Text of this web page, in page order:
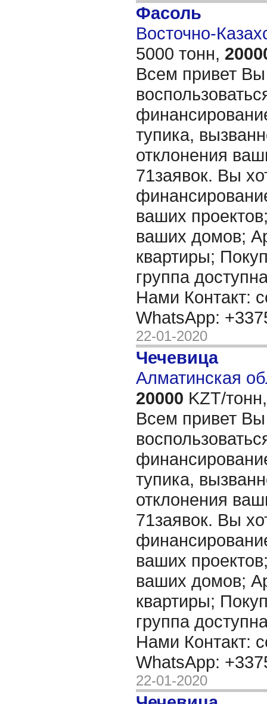
Фасоль
Восточно-
5000 тонн,
Всем привет Вы
тупика,
отклонения
71заявок. Вы
ваших
ваших домов;
квартиры;
группа
Нами Контакт:
WhatsApp:
22-01-2020
Чечевица
Алматинская
20000 KZT/тонн,
Всем привет Вы
тупика,
отклонения
71заявок. Вы
ваших
ваших домов;
квартиры;
группа
Нами Контакт:
WhatsApp:
22-01-2020